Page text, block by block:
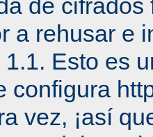
de cifrados
a rehusar e
Esto es
configura
vez, ¡así